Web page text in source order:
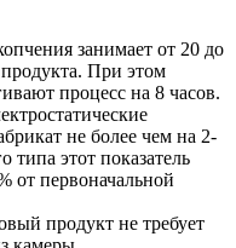
занимает от 20 до
продукта. При этом
процесс на 8 часов.
не более чем на 2-
типа этот показатель
от первоначальной
продукт не требует